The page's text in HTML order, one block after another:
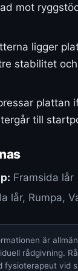
mot
ligger
stabilitet och
plattan
till
Framsida lår
lår, Rumpa,
är
rådgivning.
fysioterapeut vid